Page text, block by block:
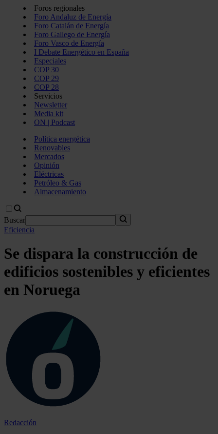
Foros regionales
Foro Andaluz de Energía
Foro Catalán de Energía
Foro Gallego de Energía
Foro Vasco de Energía
I Debate Energético en España
Especiales
COP 30
COP 29
COP 28
Servicios
Newsletter
Media kit
ON | Podcast
Política energética
Renovables
Mercados
Opinión
Eléctricas
Petróleo & Gas
Almacenamiento
Buscar
Eficiencia
Se dispara la construcción de
edificios sostenibles y eficientes
en Noruega
Redacción